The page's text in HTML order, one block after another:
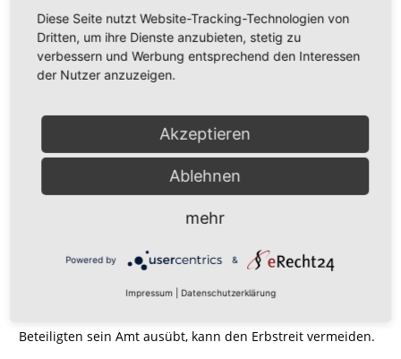
Muss ein Erbstreit wirklich sein?
Der Familienfriede kann durch ein klares Testament in aller
Regel erhalten werden, wodurch der Streit ums Erbe
vermieden werden kann. Auch ein eingesetzter
Beteiligten sein Amt ausübt, kann den Erbstreit vermeiden.
Diese Seite nutzt Website-Tracking-Technologien von
Dritten, um ihre Dienste anzubieten, stetig zu
verbessern und Werbung entsprechend den Interessen
der Nutzer anzuzeigen.
Akzeptieren
Ablehnen
mehr
Powered by &
Impressum Datenschutzerklärung